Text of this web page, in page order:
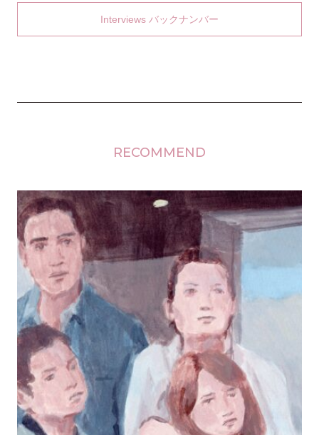
Interviews バックナンバー
RECOMMEND